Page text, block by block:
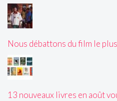
Nous débattons du film le
13 nouveaux livres en août